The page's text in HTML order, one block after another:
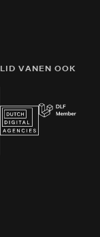
LID VANEN OOK